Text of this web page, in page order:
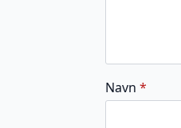
Navn *